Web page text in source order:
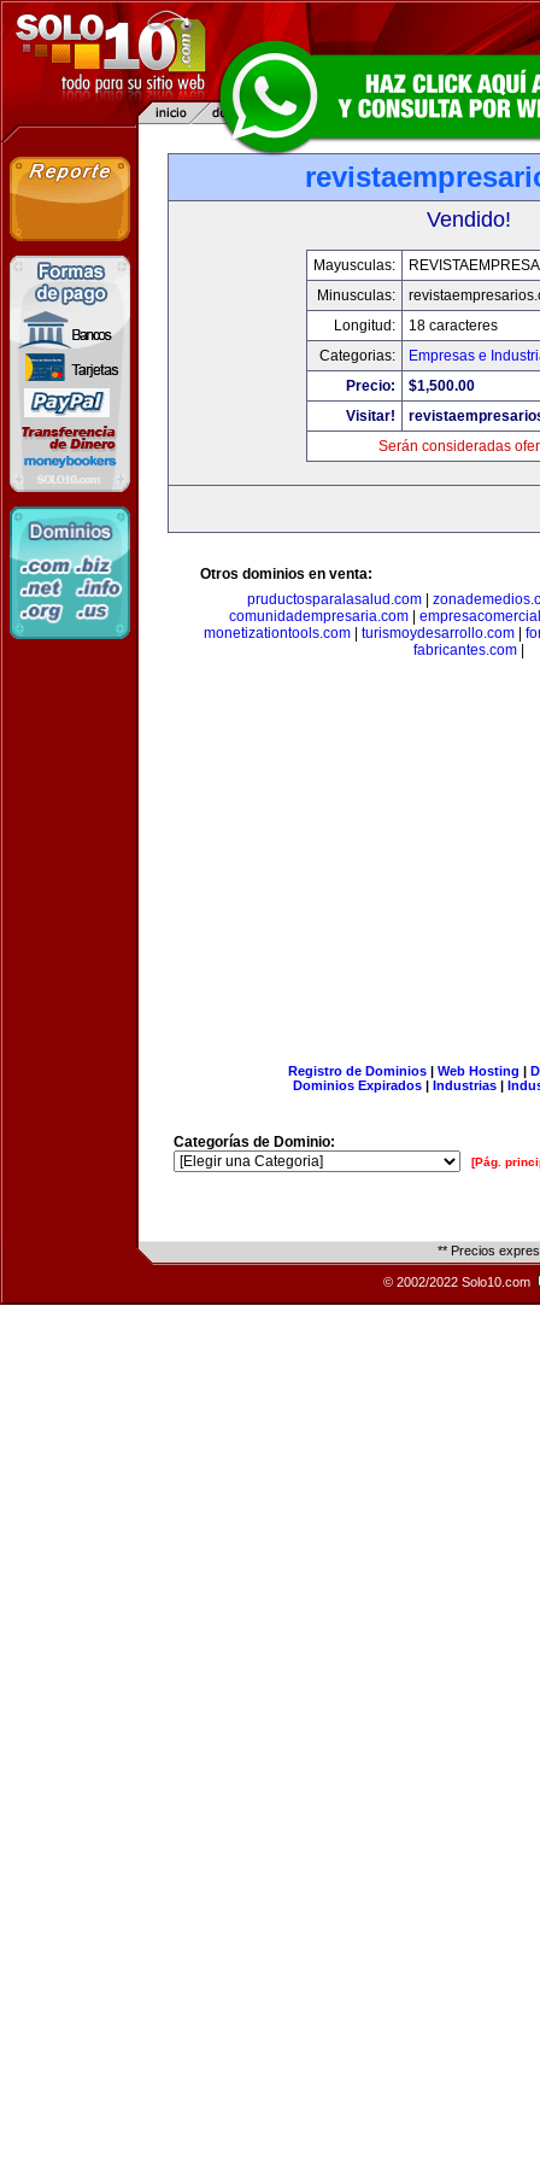
Vendido!
Mayusculas:
Minusculas:
Longitud:
18 caracteres
Categorias:
Empresas e
Precio:
$1,500.00
Visitar!
Serán consideradas
Otros dominios en venta:
pruductosparalasalud.com|
comunidadempresaria.com
monetizationtools.com| turismoydesarrollo.com|
fabricantes.com
Registro de Dominios| Web Hosting |
Dominios Expirados | Industrias |
Categorías de Dominio:
[Pág.
** Precios
© 2002/2022 Solo10.com